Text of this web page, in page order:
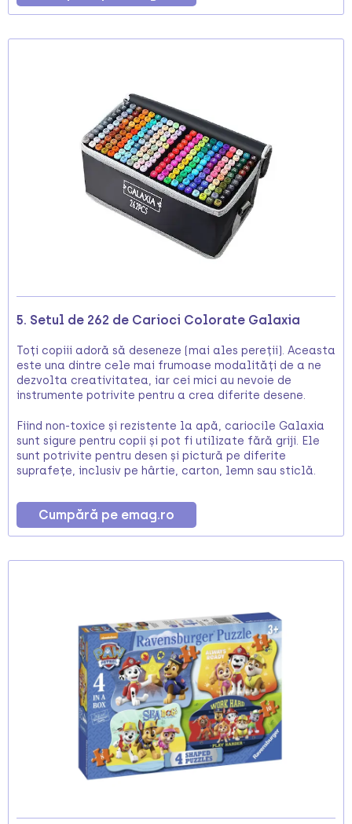
5. Setul de 262 de Carioci Colorate Galaxia
Toți copiii adoră să deseneze (mai ales pereții). Aceasta
este una dintre cele mai frumoase modalități de a ne
dezvolta creativitatea, iar cei mici au nevoie de
instrumente potrivite pentru a crea diferite desene.
Fiind non-toxice și rezistente la apă, cariocile Galaxia
sunt sigure pentru copii și pot fi utilizate fără griji. Ele
sunt potrivite pentru desen și pictură pe diferite
suprafețe, inclusiv pe hârtie, carton, lemn sau sticlă.
Cumpără pe emag.ro